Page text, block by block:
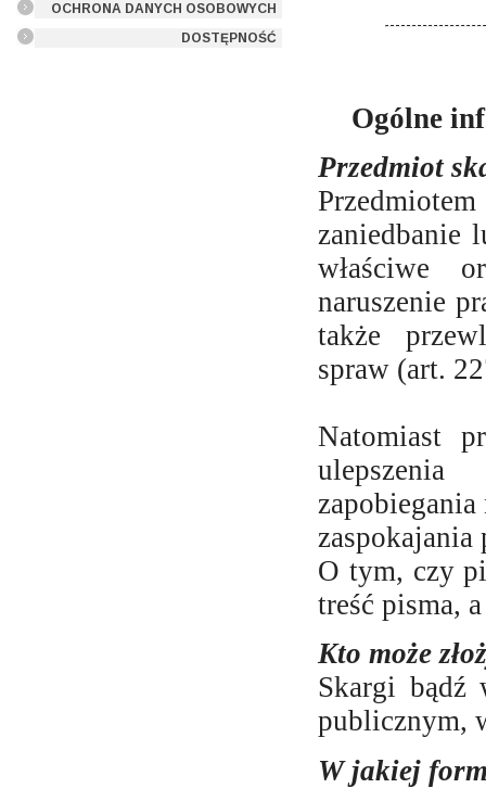
OCHRONA DANYCH OSOBOWYCH
DOSTĘPNOŚĆ
Ogólne
Przedmiot
zaniedbanie
właściwe
naruszenie
także
spraw (art.
Natomiast
O tym, czy
treść pisma,
Kto może
Skargi bądź
publicznym,
W jakiej